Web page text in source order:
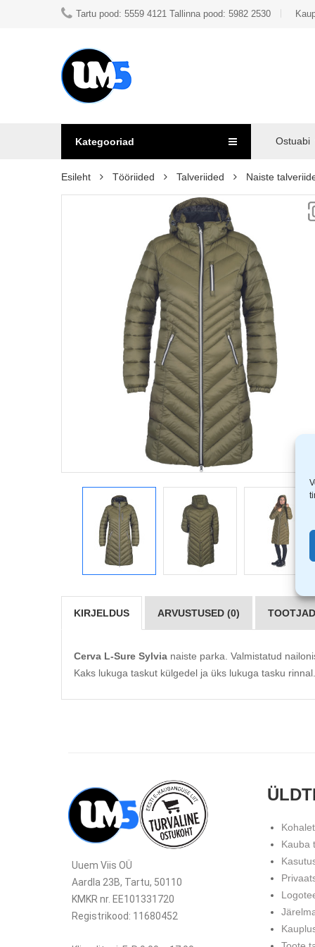
Tartu pood: 5559 4121 Tallinna pood: 5982 2530
Kategooriad Ostuabi
Esileht Tööriided Talveriided Naiste
KIRJELDUS ARVUSTUSED (0)
Cerva L-Sure Sylvia naiste parka. Valmistatud
Kaks lukuga taskut külgedel ja üks lukuga tasku
Uuem Viis OÜ
Aardla 23B, Tartu, 50110
KMKR nr. EE101331720
Registrikood: 11680452
Kauba